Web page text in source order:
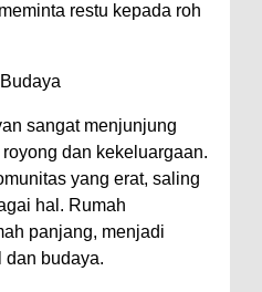
restu kepada roh
sangat menjunjung
dan kekeluargaan.
yang erat, saling
hal. Rumah
panjang, menjadi
dan budaya.